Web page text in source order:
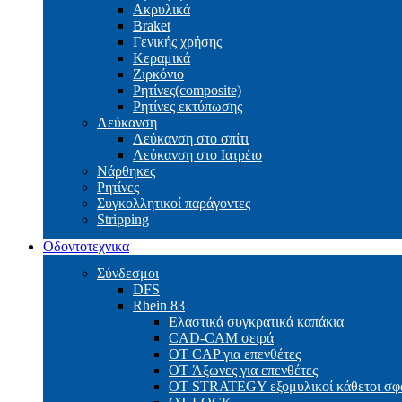
Ακρυλικά
Braket
Γενικής χρήσης
Κεραμικά
Ζιρκόνιο
Ρητίνες(composite)
Ρητίνες εκτύπωσης
Λεύκανση
Λεύκανση στο σπίτι
Λεύκανση στο Ιατρέιο
Νάρθηκες
Ρητίνες
Συγκολλητικοί παράγοντες
Stripping
Οδοντοτεχνικα
Σύνδεσμοι
DFS
Rhein 83
Ελαστικά συγκρατικά καπάκια
CAD-CAM σειρά
ΟΤ CAP για επενθέτες
OT Άξωνες για επενθέτες
OT STRATEGY εξομυλικοί κάθετοι